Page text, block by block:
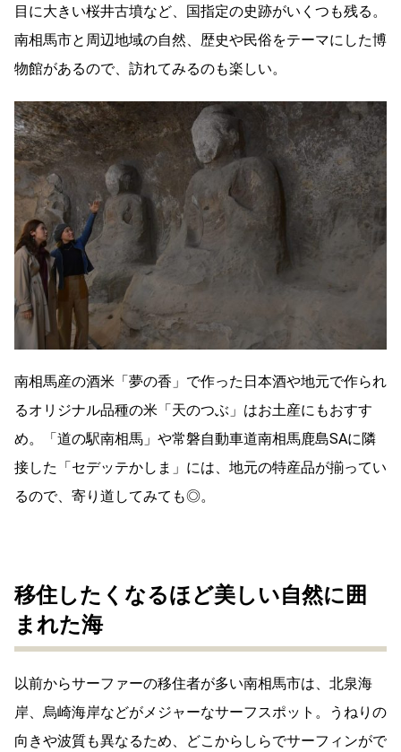
目に大きい桜井古墳など、国指定の史跡がいくつも残る。
南相馬市と周辺地域の自然、歴史や民俗をテーマにした博
物館があるので、訪れてみるのも楽しい。
南相馬産の酒米「夢の香」で作った日本酒や地元で作られ
るオリジナル品種の米「天のつぶ」はお土産にもおすす
め。「道の駅南相馬」や常磐自動車道南相馬鹿島SAに隣
接した「セデッテかしま」には、地元の特産品が揃ってい
るので、寄り道してみても◎。
移住したくなるほど美しい自然に囲
まれた海
以前からサーファーの移住者が多い南相馬市は、北泉海
岸、烏崎海岸などがメジャーなサーフスポット。うねりの
向きや波質も異なるため、どこからしらでサーフィンがで